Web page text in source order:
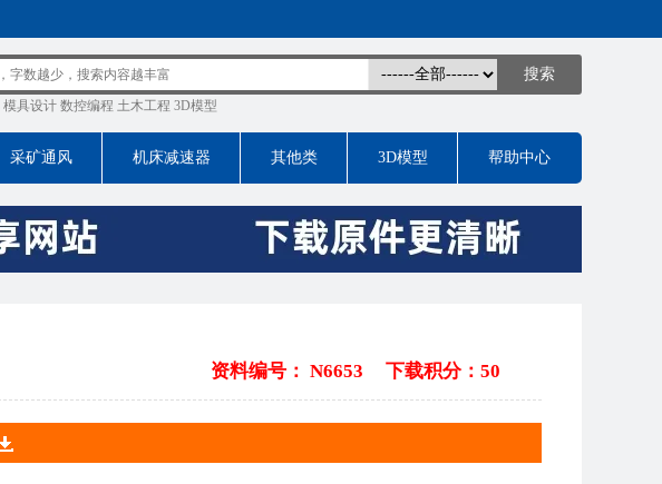
模具设计 数控编程 土木工程 3D模型
采矿通风 机床减速器 其他类 3D模型 帮助中心
下载积分：50
资料编号： N6653